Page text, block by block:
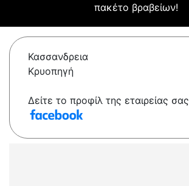
πακέτο βραβείων!
Κασσανδρεια
Κρυοπηγή
Δείτε το προφίλ της εταιρείας σας